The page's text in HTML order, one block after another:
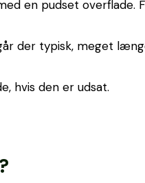
en pudset overflade.
der typisk, meget
hvis den er udsat.